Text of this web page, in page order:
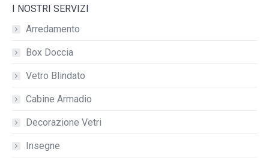
I NOSTRI SERVIZI
Arredamento
Box Doccia
Vetro Blindato
Cabine Armadio
Decorazione Vetri
Insegne